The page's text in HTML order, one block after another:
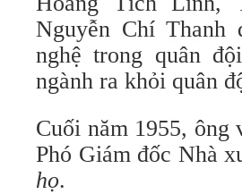
Nguyễn Chí
nghệ trong quân
ngành ra khỏi quân
Cuối năm 1955,
Phó Giám đốc Nhà
họ.